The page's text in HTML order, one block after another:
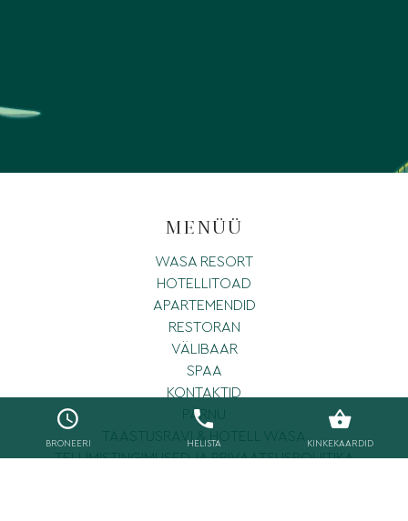
BRONEERI HELISTA KINKEKAARDID
MENÜÜ
WASA RESORT
HOTELLITOAD
APARTEMENDID
RESTORAN
VÄLIBAAR
SPAA
KONTAKTID
PÄRNU
TAASTUSRAVI & HOTELL WASA
TELLIMISTINGIMUSED JA PRIVAATSUSPOLIITIKA